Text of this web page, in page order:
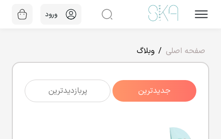
ورود
صفحه اصلی وبلاگ
جدیدترین پربازدیدترین